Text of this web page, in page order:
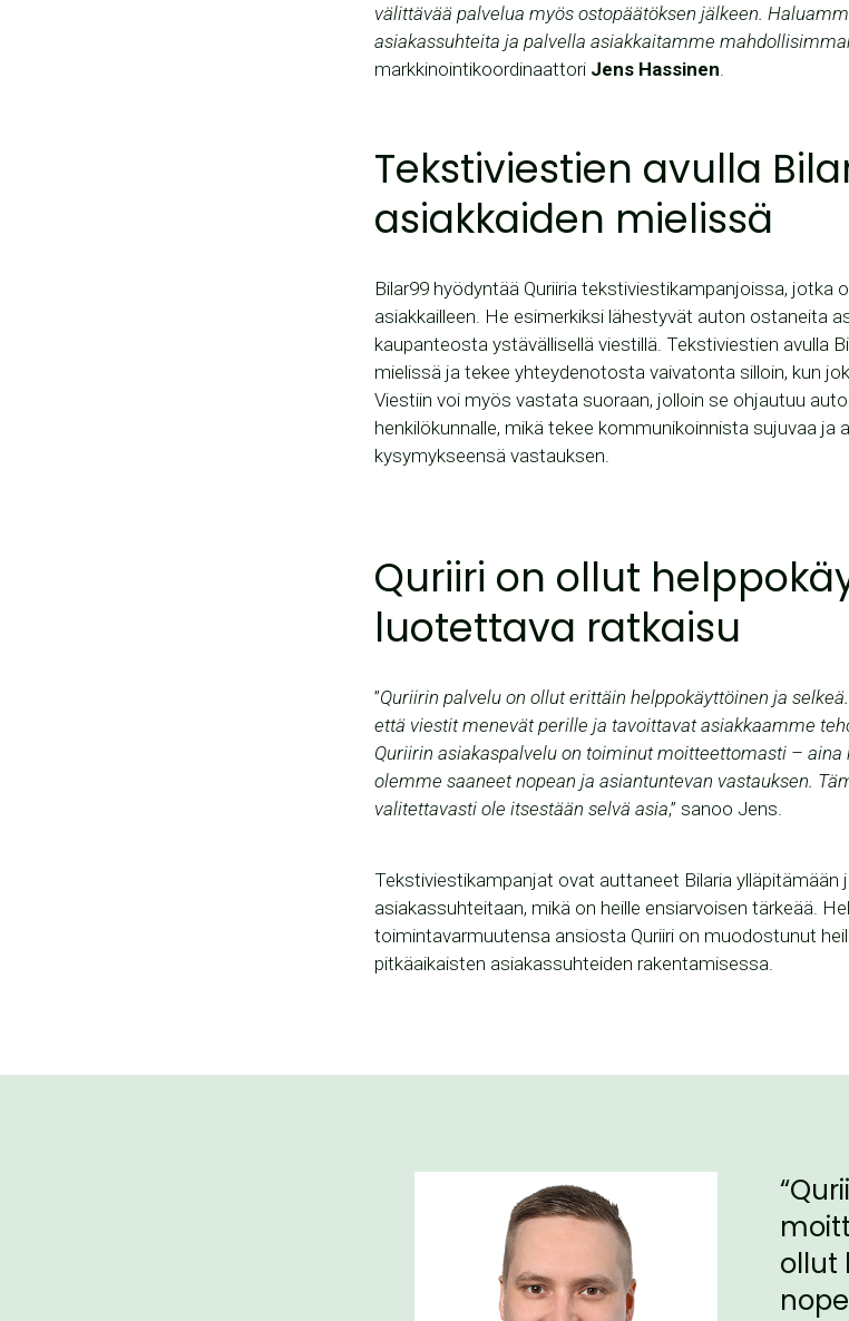
välittävää palvelua myös ostopäätöksen jälkeen.
asiakassuhteita ja palvella asiakkaitamme
markkinointikoordinaattori Jens Hassinen
Tekstiviestien avulla
asiakkaiden mielissä
Bilar99 hyödyntää Quriiria tekstiviestikampanjoissa, jotka
asiakkailleen. He esimerkiksi lähestyvät auton ostaneita
kaupanteosta ystävällisellä viestillä. Tekstiviestien avulla
mielissä ja tekee yhteydenotosta vaivatonta silloin, kun
Viestiin voi myös vastata suoraan, jolloin se ohjautuu
henkilökunnalle, mikä tekee kommunikoinnista sujuvaa ja
kysymykseensä vastauksen.
Quriiri on ollut
luotettava ratkaisu
”Quriirin palvelu on ollut erittäin helppokäyttöinen ja
että viestit menevät perille ja tavoittavat asiakkaamme
Quriirin asiakaspalvelu on toiminut moitteettomasti – aina
olemme saaneet nopean ja asiantuntevan vastauksen.
valitettavasti ole itsestään selvä asia,” sanoo Jens.
Tekstiviestikampanjat ovat auttaneet Bilaria ylläpitämään
asiakassuhteitaan, mikä on heille ensiarvoisen tärkeää.
toimintavarmuutensa ansiosta Quriiri on muodostunut
pitkäaikaisten asiakassuhteiden rakentamisessa.
ollut